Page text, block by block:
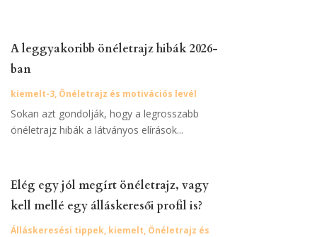
A leggyakoribb önéletrajz hibák 2026-
ban
kiemelt-3, Önéletrajz és motivációs levél
Sokan azt gondolják, hogy a legrosszabb
önéletrajz hibák a látványos elírások...
Elég egy jól megírt önéletrajz, vagy
kell mellé egy álláskeresői profil is?
Álláskeresési tippek, kiemelt, Önéletrajz és